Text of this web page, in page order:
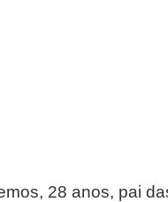
28 anos, pai